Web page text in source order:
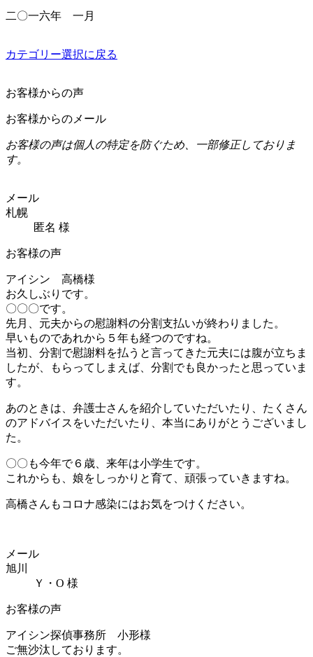
二〇一六年 一月
カテゴリー選択に戻る
お客様からの声
お客様からのメール
お客様の声は個人の特定を防ぐため、一部修正しておりま
す。
メール
札幌
匿名 様
お客様の声
アイシン 高橋様
お久しぶりです。
〇〇〇です。
先月、元夫からの慰謝料の分割支払いが終わりました。
早いものであれから５年も経つのですね。
当初、分割で慰謝料を払うと言ってきた元夫には腹が立ちま
したが、もらってしまえば、分割でも良かったと思っていま
す。
あのときは、弁護士さんを紹介していただいたり、たくさん
のアドバイスをいただいたり、本当にありがとうございまし
た。
〇〇も今年で６歳、来年は小学生です。
これからも、娘をしっかりと育て、頑張っていきますね。
高橋さんもコロナ感染にはお気をつけください。
メール
旭川
Ｙ・О 様
お客様の声
アイシン探偵事務所 小形様
ご無沙汰しております。